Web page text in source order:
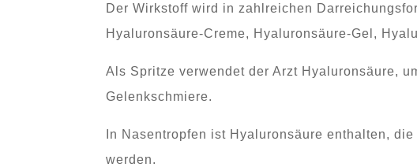
Der Wirkstoff wird in zahlreichen
Hyaluronsäure-Creme, Hyaluronsäure-Gel,
Als Spritze verwendet der Arzt Hyaluronsäure,
Gelenkschmiere.
In Nasentropfen ist Hyaluronsäure enthalten,
werden.